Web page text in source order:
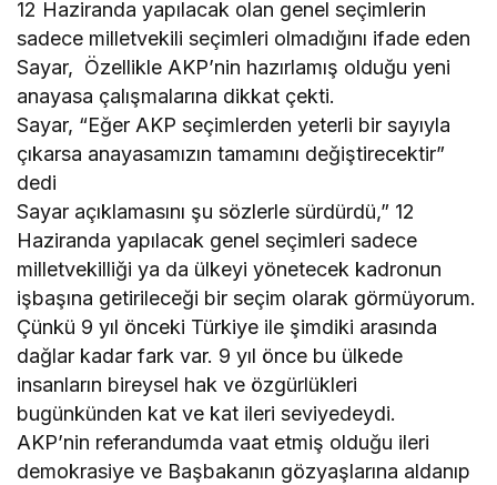
12 Haziranda yapılacak olan genel seçimlerin
sadece milletvekili seçimleri olmadığını ifade eden
Sayar, Özellikle AKP’nin hazırlamış olduğu yeni
anayasa çalışmalarına dikkat çekti.
Sayar, “Eğer AKP seçimlerden yeterli bir sayıyla
çıkarsa anayasamızın tamamını değiştirecektir”
dedi
Sayar açıklamasını şu sözlerle sürdürdü,” 12
Haziranda yapılacak genel seçimleri sadece
milletvekilliği ya da ülkeyi yönetecek kadronun
işbaşına getirileceği bir seçim olarak görmüyorum.
Çünkü 9 yıl önceki Türkiye ile şimdiki arasında
dağlar kadar fark var. 9 yıl önce bu ülkede
insanların bireysel hak ve özgürlükleri
bugünkünden kat ve kat ileri seviyedeydi.
AKP’nin referandumda vaat etmiş olduğu ileri
demokrasiye ve Başbakanın gözyaşlarına aldanıp